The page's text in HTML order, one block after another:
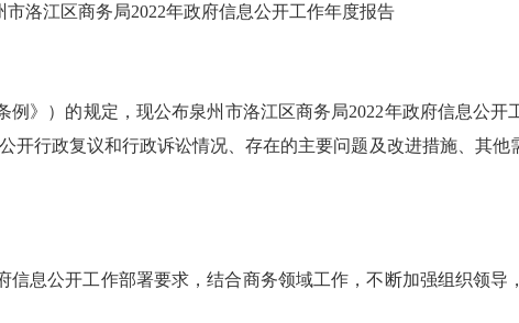
市洛江区商务局2022年政府信息公开工作年度报告
例》）的规定，现公布泉州市洛江区商务局2022年政府信息公开
开行政复议和行政诉讼情况、存在的主要问题及改进措施、其他
信息公开工作部署要求，结合商务领域工作，不断加强组织领导